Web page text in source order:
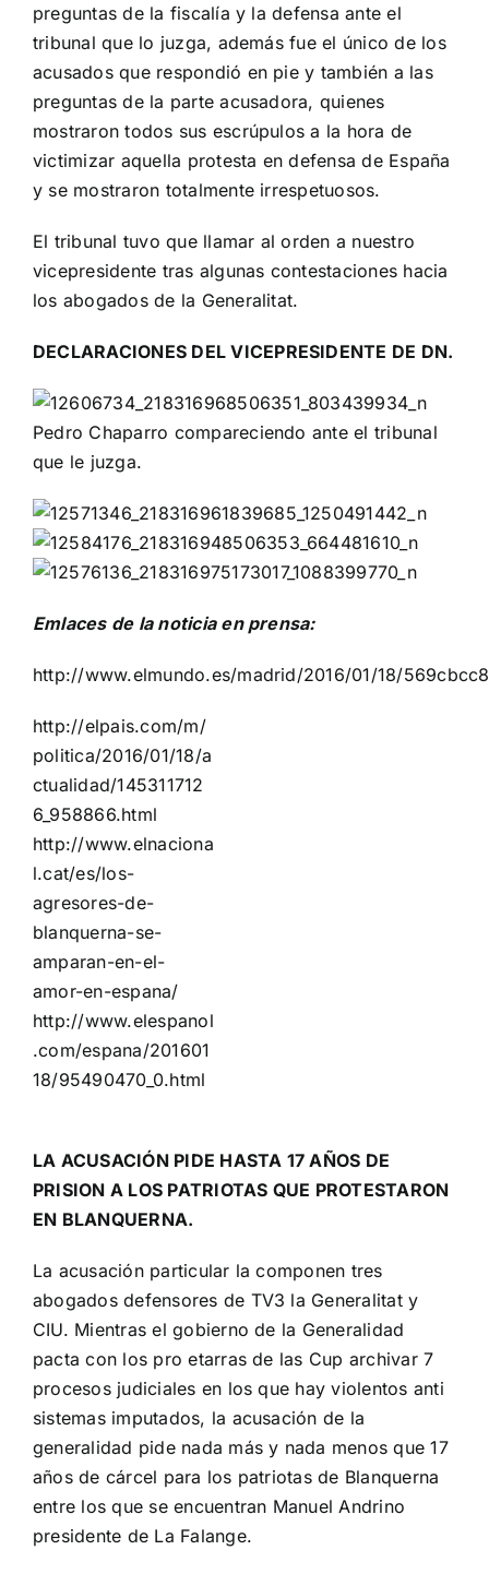
preguntas de la fiscalía y la defensa ante el
tribunal que lo juzga, además fue el único de los
acusados que respondió en pie y también a las
preguntas de la parte acusadora, quienes
mostraron todos sus escrúpulos a la hora de
victimizar aquella protesta en defensa de España
y se mostraron totalmente irrespetuosos.
El tribunal tuvo que llamar al orden a nuestro
vicepresidente tras algunas contestaciones hacia
los abogados de la Generalitat.
DECLARACIONES DEL VICEPRESIDENTE DE DN.
Pedro Chaparro compareciendo ante el tribunal
que le juzga.
Emlaces de la noticia en prensa:
http://www.elmundo.es/madrid/2016/01/18/
http://elpais.com/m/
politica/2016/01/18/a
ctualidad/145311712
6_958866.html
http://www.elnaciona
l.cat/es/los-
agresores-de-
blanquerna-se-
amparan-en-el-
amor-en-espana/
http://www.elespanol
.com/espana/201601
18/95490470_0.html
LA ACUSACIÓN PIDE HASTA 17 AÑOS DE
PRISION A LOS PATRIOTAS QUE PROTESTARON
EN BLANQUERNA.
La acusación particular la componen tres
abogados defensores de TV3 la Generalitat y
CIU. Mientras el gobierno de la Generalidad
pacta con los pro etarras de las Cup archivar 7
procesos judiciales en los que hay violentos anti
sistemas imputados, la acusación de la
generalidad pide nada más y nada menos que 17
años de cárcel para los patriotas de Blanquerna
entre los que se encuentran Manuel Andrino
presidente de La Falange.